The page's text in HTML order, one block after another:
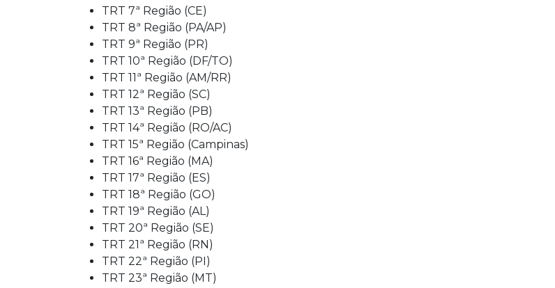
TRT 7ª Região (CE)
TRT 8ª Região (PA/AP)
TRT 9ª Região (PR)
TRT 10ª Região (DF/TO)
TRT 11ª Região (AM/RR)
TRT 12ª Região (SC)
TRT 13ª Região (PB)
TRT 14ª Região (RO/AC)
TRT 15ª Região (Campinas)
TRT 16ª Região (MA)
TRT 17ª Região (ES)
TRT 18ª Região (GO)
TRT 19ª Região (AL)
TRT 20ª Região (SE)
TRT 21ª Região (RN)
TRT 22ª Região (PI)
TRT 23ª Região (MT)